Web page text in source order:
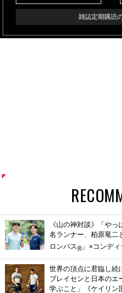
雑誌定期購読
《山の神対談》「や
名ランナー、柏原竜二
ロンパス® 」×コンデ
世界の頂点に君臨し続
ブレイセンと日本のエ
学ぶこと」《ケイリン